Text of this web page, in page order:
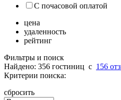
С почасовой оплатой
цена
удаленность
рейтинг
Фильтры и поиск
Найдено: 356 гостиниц c 156
Критерии поиска:
сбросить